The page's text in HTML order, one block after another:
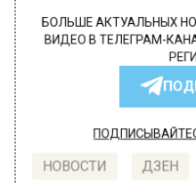
БОЛЬШЕ АКТУАЛЬНЫХ
ВИДЕО В ТЕЛЕГРАМ-
НОВОСТИ ДЗЕН